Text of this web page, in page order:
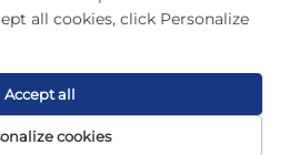
Top Pharmatech Co., Ltd. Alle regte
all cookies, click Personalize
cookies
Accept all